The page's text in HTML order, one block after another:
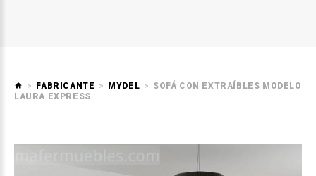
FABRICANTE MYDEL
SOFÁ CON EXTRAÍBLES MODELO
LAURA EXPRESS